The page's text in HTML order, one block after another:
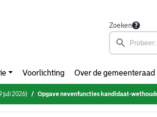
Zoeken
Voorlichting Over de gemeenteraad
juli 2026) Opgave nevenfuncties kandidaat-